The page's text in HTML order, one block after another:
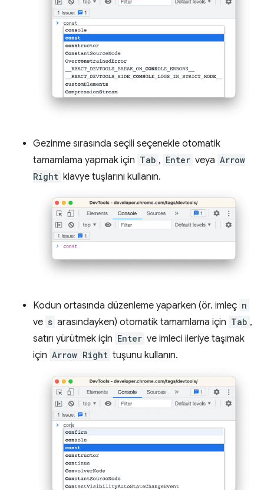
Gezinme sırasında seçili seçenekle otomatik
tamamlama yapmak için Tab , Enter veya Arrow
Right klavye tuşlarını kullanın.
Kodun ortasında düzenleme yaparken (ör. imleç n
ve s arasındayken) otomatik tamamlama için Tab ,
satırı yürütmek için Enter ve imleci ileriye taşımak
için Arrow Right tuşunu kullanın.